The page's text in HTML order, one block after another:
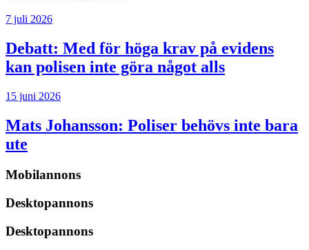
7 juli 2026
Debatt: Med för höga krav på evidens
kan polisen inte göra något alls
15 juni 2026
Mats Johansson: Poliser behövs inte bara
ute
Mobilannons
Desktopannons
Desktopannons